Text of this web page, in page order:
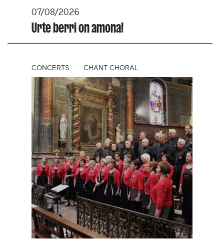
07/08/2026
Urte berri on amona!
CONCERTS CHANT CHORAL